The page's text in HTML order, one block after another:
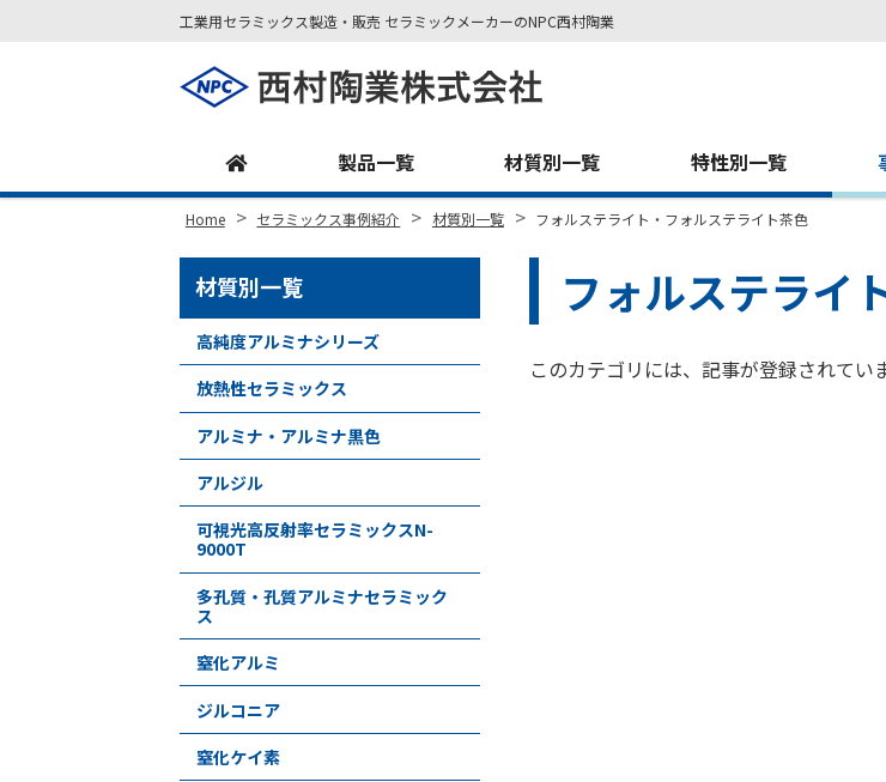
工業用セラミックス製造・販売 セラミックメーカーのNPC西村陶業
製品一覧 材質別一覧 特性別一覧
Home > セラミックス事例紹介 > 材質別一覧 > フォルステライト・フォルステライト茶色
フォルステライ
このカテゴリには、記事が登録されてい
材質別一覧
高純度アルミナシリーズ
放熱性セラミックス
アルミナ・アルミナ黒色
アルジル
可視光高反射率セラミックスN-
9000T
多孔質・孔質アルミナセラミック
ス
窒化アルミ
ジルコニア
窒化ケイ素